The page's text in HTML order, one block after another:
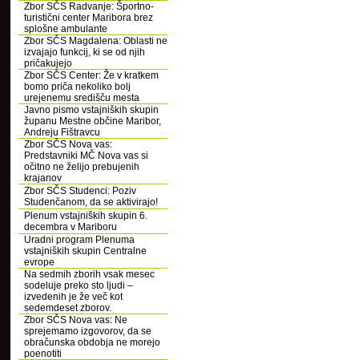
Zbor SČS Radvanje: Športno-
turistični center Maribora brez
splošne ambulante
Zbor SČS Magdalena: Oblasti ne
izvajajo funkcij, ki se od njih
pričakujejo
Zbor SČS Center: Že v kratkem
bomo priča nekoliko bolj
urejenemu središču mesta
Javno pismo vstajniških skupin
županu Mestne občine Maribor,
Andreju Fištravcu
Zbor SČS Nova vas:
Predstavniki MČ Nova vas si
očitno ne želijo prebujenih
krajanov
Zbor SČS Studenci: Poziv
Studenčanom, da se aktivirajo!
Plenum vstajniških skupin 6.
decembra v Mariboru
Uradni program Plenuma
vstajniških skupin Centralne
evrope
Na sedmih zborih vsak mesec
sodeluje preko sto ljudi –
izvedenih je že več kot
sedemdeset zborov.
Zbor SČS Nova vas: Ne
sprejemamo izgovorov, da se
obračunska obdobja ne morejo
poenotiti